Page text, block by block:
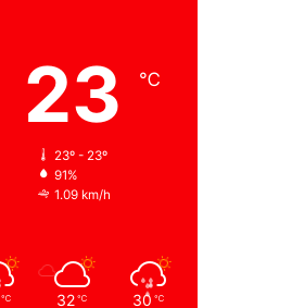
23 ℃
23º - 23º
91%
1.09 km/h
℃ 32 ℃ 30 ℃